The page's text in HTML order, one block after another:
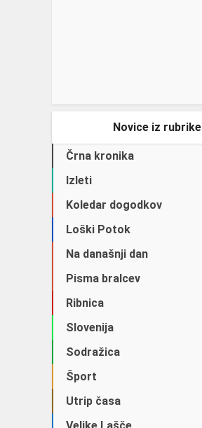
Novice iz rubrike
Črna kronika
Izleti
Koledar dogodkov
Loški Potok
Na današnji dan
Pisma bralcev
Ribnica
Slovenija
Sodražica
Šport
Utrip časa